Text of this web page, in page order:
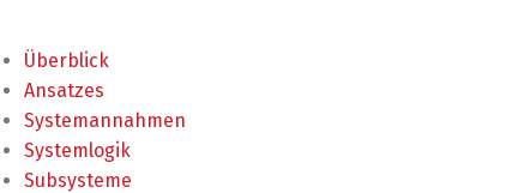
Überblick
Ansatzes
Systemannahmen
Systemlogik
Subsysteme